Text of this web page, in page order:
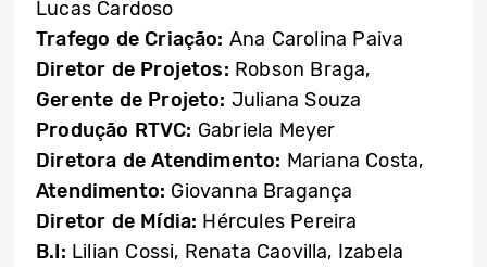
Lucas Cardoso
Trafego de Criação: Ana Carolina Paiva
Diretor de Projetos: Robson Braga,
Gerente de Projeto: Juliana Souza
Produção RTVC: Gabriela Meyer
Diretora de Atendimento: Mariana Costa,
Atendimento: Giovanna Bragança
Diretor de Mídia: Hércules Pereira
B.I: Lilian Cossi, Renata Caovilla, Izabela